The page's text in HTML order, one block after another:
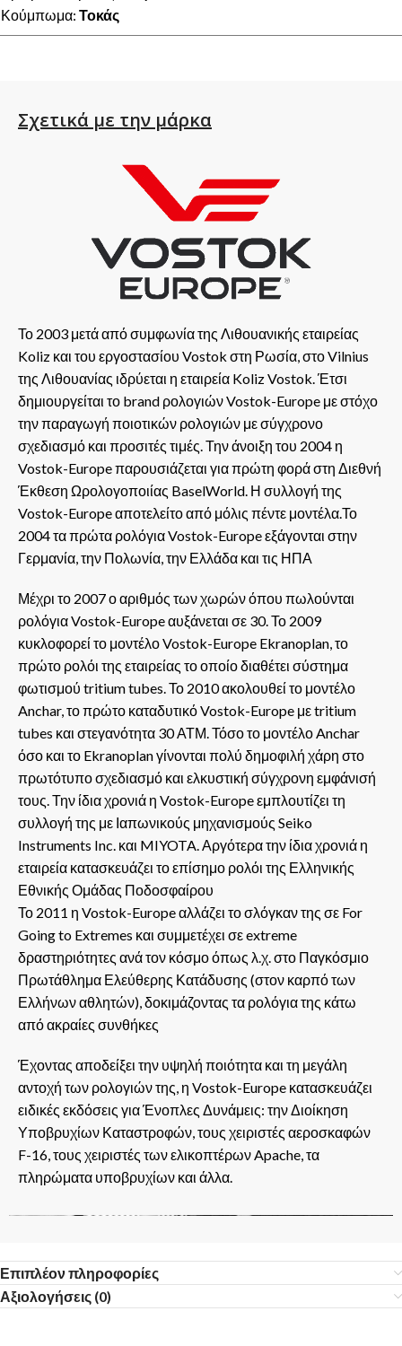
Κούμπωμα: Τοκάς
Σχετικά με την μάρκα
Το 2003 μετά από συμφωνία της Λιθουανικής εταιρείας
Koliz και του εργοστασίου Vostok στη Ρωσία, στο Vilnius
της Λιθουανίας ιδρύεται η εταιρεία Koliz Vostok. Έτσι
δημιουργείται το brand ρολογιών Vostok-Europe με στόχο
την παραγωγή ποιοτικών ρολογιών με σύγχρονο
σχεδιασμό και προσιτές τιμές. Την άνοιξη του 2004 η
Vostok-Europe παρουσιάζεται για πρώτη φορά στη Διεθνή
Έκθεση Ωρολογοποιίας BaselWorld. Η συλλογή της
Vostok-Europe αποτελείτο από μόλις πέντε μοντέλα.Το
2004 τα πρώτα ρολόγια Vostok-Europe εξάγονται στην
Γερμανία, την Πολωνία, την Ελλάδα και τις ΗΠΑ
Μέχρι το 2007 ο αριθμός των χωρών όπου πωλούνται
ρολόγια Vostok-Europe αυξάνεται σε 30. Το 2009
κυκλοφορεί το μοντέλο Vostok-Europe Ekranoplan, το
πρώτο ρολόι της εταιρείας το οποίο διαθέτει σύστημα
φωτισμού tritium tubes. Το 2010 ακολουθεί το μοντέλο
Anchar, το πρώτο καταδυτικό Vostok-Europe με tritium
tubes και στεγανότητα 30 ΑΤΜ. Τόσο το μοντέλο Anchar
όσο και το Ekranoplan γίνονται πολύ δημοφιλή χάρη στο
πρωτότυπο σχεδιασμό και ελκυστική σύγχρονη εμφάνισή
τους. Την ίδια χρονιά η Vostok-Europe εμπλουτίζει τη
συλλογή της με Ιαπωνικούς μηχανισμούς Seiko
Instruments Inc. και MIYOTA. Αργότερα την ίδια χρονιά η
εταιρεία κατασκευάζει το επίσημο ρολόι της Ελληνικής
Εθνικής Ομάδας Ποδοσφαίρου
Το 2011 η Vostok-Europe αλλάζει το σλόγκαν της σε For
Going to Extremes και συμμετέχει σε extreme
δραστηριότητες ανά τον κόσμο όπως λ.χ. στο Παγκόσμιο
Πρωτάθλημα Ελεύθερης Κατάδυσης (στον καρπό των
Ελλήνων αθλητών), δοκιμάζοντας τα ρολόγια της κάτω
από ακραίες συνθήκες
Έχοντας αποδείξει την υψηλή ποιότητα και τη μεγάλη
αντοχή των ρολογιών της, η Vostok-Europe κατασκευάζει
ειδικές εκδόσεις για Ένοπλες Δυνάμεις: την Διοίκηση
Υποβρυχίων Καταστροφών, τους χειριστές αεροσκαφών
F-16, τους χειριστές των ελικοπτέρων Apache, τα
πληρώματα υποβρυχίων και άλλα.
Επιπλέον πληροφορίες
Αξιολογήσεις (0)